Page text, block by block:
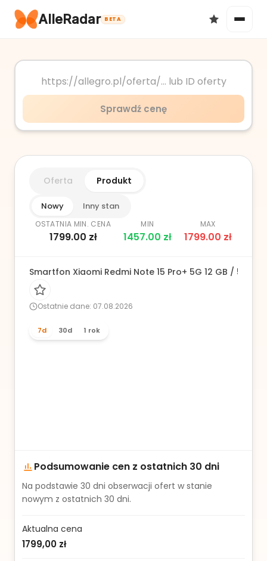
AlleRadar BETA
Okazje
Sprawdź cenę
Oferta Produkt
Nowy Inny stan
OSTATNIA MIN. CENA
1799.00 zł
MIN
1457.00 zł
MAX
1799.00 zł
Smartfon Xiaomi Redmi Note 15 Pro+ 5G 12 GB / 512
Ostatnie dane: 07.08.2026
7d 30d 1 rok
Podsumowanie cen z ostatnich 30 dni
Na podstawie 30 dni obserwacji ofert w stanie
nowym z ostatnich 30 dni.
Aktualna cena
1799,00 zł